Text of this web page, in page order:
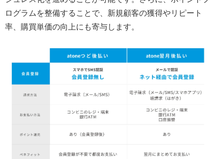
ログラムを整備することで、新規顧客の獲得やリピート
率、購買単価の向上にも寄与します。